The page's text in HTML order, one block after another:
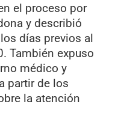
el proceso por
y describió
días previos al
También expuso
médico y
partir de los
la atención